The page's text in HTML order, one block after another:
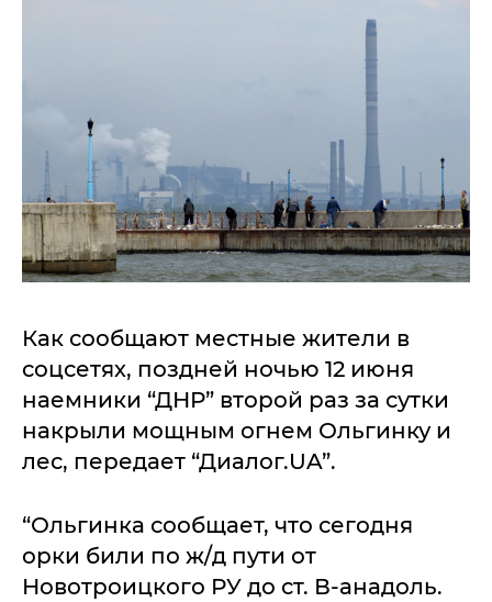
Как сообщают местные жители в
соцсетях, поздней ночью 12 июня
наемники “ДНР” второй раз за сутки
накрыли мощным огнем Ольгинку и
лес, передает “Диалог.UA”.
“Ольгинка сообщает, что сегодня
орки били по ж/д пути от
Новотроицкого РУ до ст. В-анадоль.